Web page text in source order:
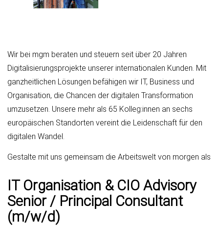
Wir bei mgm beraten und steuern seit über 20 Jahren
Digitalisierungsprojekte unserer internationalen Kunden. Mit
ganzheitlichen Lösungen befähigen wir IT, Business und
Organisation, die Chancen der digitalen Transformation
umzusetzen. Unsere mehr als 65 Kolleg:innen an sechs
europäischen Standorten vereint die Leidenschaft für den
digitalen Wandel.
Gestalte mit uns gemeinsam die Arbeitswelt von morgen als
IT Organisation & CIO Advisory
Senior / Principal Consultant
(m/w/d)